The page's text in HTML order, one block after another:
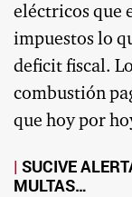
eléctricos que
impuestos lo
deficit fiscal.
combustión
que hoy por
SUCIVE
MULTAS…